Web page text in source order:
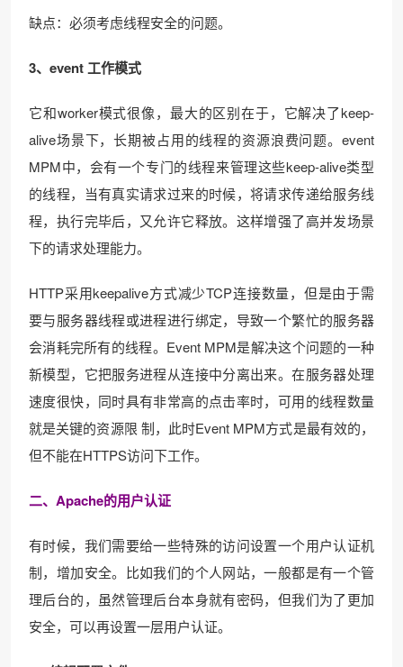
缺点：必须考虑线程安全的问题。
3、event 工作模式
它和worker模式很像，最大的区别在于，它解决了keep-
alive场景下，长期被占用的线程的资源浪费问题。event
MPM中，会有一个专门的线程来管理这些keep-alive类型
的线程，当有真实请求过来的时候，将请求传递给服务线
程，执行完毕后，又允许它释放。这样增强了高并发场景
下的请求处理能力。
HTTP采用keepalive方式减少TCP连接数量，但是由于需
要与服务器线程或进程进行绑定，导致一个繁忙的服务器
会消耗完所有的线程。Event MPM是解决这个问题的一种
新模型，它把服务进程从连接中分离出来。在服务器处理
速度很快，同时具有非常高的点击率时，可用的线程数量
就是关键的资源限 制，此时Event MPM方式是最有效的，
但不能在HTTPS访问下工作。
二、Apache的用户认证
有时候，我们需要给一些特殊的访问设置一个用户认证机
制，增加安全。比如我们的个人网站，一般都是有一个管
理后台的，虽然管理后台本身就有密码，但我们为了更加
安全，可以再设置一层用户认证。